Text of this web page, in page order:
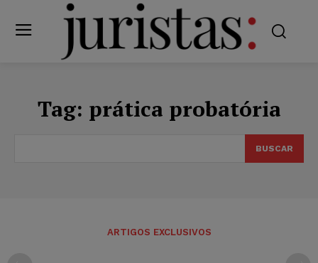
Tag: prática probatória
BUSCAR
ARTIGOS EXCLUSIVOS